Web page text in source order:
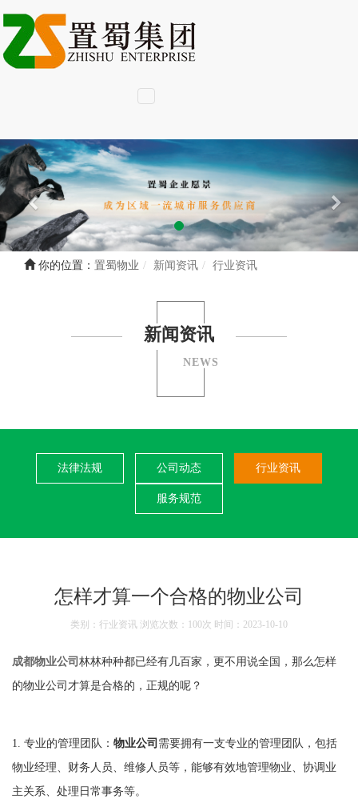
你的位置： 置蜀物业 新闻资讯 行业资讯
新闻资讯
NEWS
法律法规 公司动态 行业资讯
服务规范
怎样才算一个合格的物业公司
类别：行业资讯 浏览次数：100次 时间：2023-10-10
成都物业公司 林林种种都已经有几百家，更不用说全国，那么怎样
的物业公司才算是合格的，正规的呢？
1. 专业的管理团队： 物业公司 需要拥有一支专业的管理团队，包括
物业经理、财务人员、维修人员等，能够有效地管理物业、协调业
主关系、处理日常事务等。